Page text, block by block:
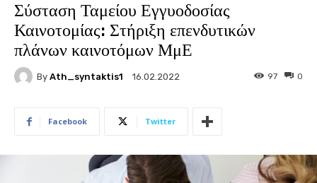
Σύσταση Ταμείου Εγγυοδοσίας
Καινοτομίας: Στήριξη επενδυτικών
πλάνων καινοτόμων ΜμΕ
By Ath_syntaktis1 16.02.2022 0
97
Facebook Twitter